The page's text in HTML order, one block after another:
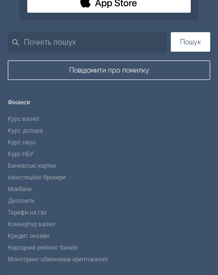
Пошук
Повідомити про помилку
Фінанси
Курс валют
Курс долара
Курс євро
Курс НБУ
Банківські картки
Інвестиційні брокери
Міжбанк
Депозити
Тарифи на газ
Конвертер валют
Кредит онлайн
Народний рейтинг банків
Моніторинг обмінників криптовалют